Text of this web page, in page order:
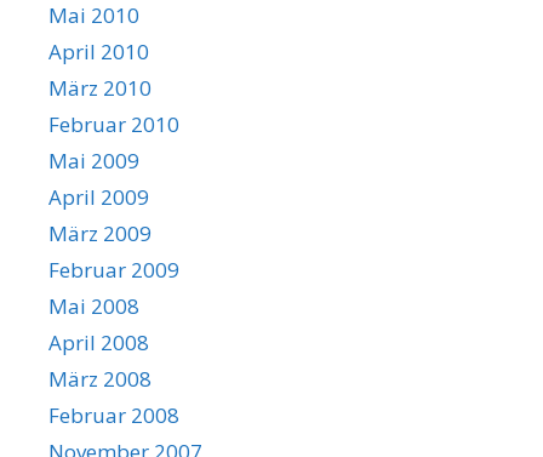
Mai 2010
April 2010
März 2010
Februar 2010
Mai 2009
April 2009
März 2009
Februar 2009
Mai 2008
April 2008
März 2008
Februar 2008